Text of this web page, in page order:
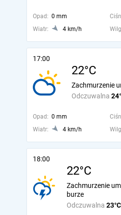
Opad: 0 mm
Wiatr:
4 km/h
17:00
22°C
Odczuwalna
Zachmurzenie
Opad: 0 mm
Wiatr:
4 km/h
18:00
22°C
Odczuwalna 23°C
Zachmurzenie
burze